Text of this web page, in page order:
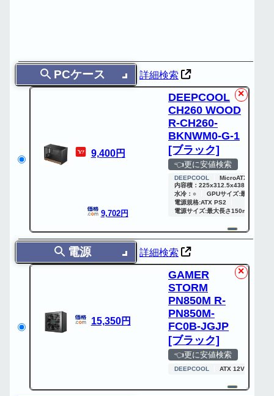
PCケース 詳細検索
9,400円
DEEPCOOL
CH260 WOOD
R-CH260-
BKNWM0-G-1
[ブラック]
👈更に安値検索
DEEPCOOL
MicroATX Mini-ITX
内容積：225x312.5x438mm
水冷：○
GPUサイズ:最大
電源規格:ATX PS2
電源サイズ:最大長さ150mm
✕
9,702円
電源 詳細検索
15,350円
GAMER
STORM
PN850M R-
PN850M-
FC0B-JGJP
[ブラック]
👈更に安値検索
DEEPCOOL ATX 12V V3.1
✕